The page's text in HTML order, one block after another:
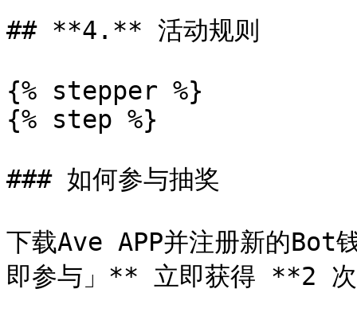
## **4.** 活动规则
{% stepper %}
{% step %}
### 如何参与抽奖
下载Ave APP并注册新的Bot
即参与」** 立即获得 **2